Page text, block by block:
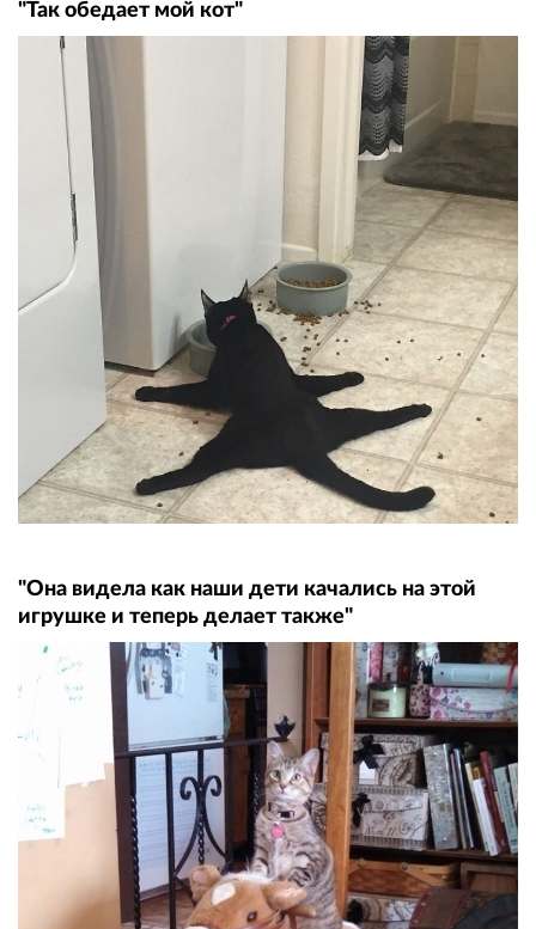
"Так обедает мой кот"
"Она видела как наши дети качались на этой
игрушке и теперь делает также"